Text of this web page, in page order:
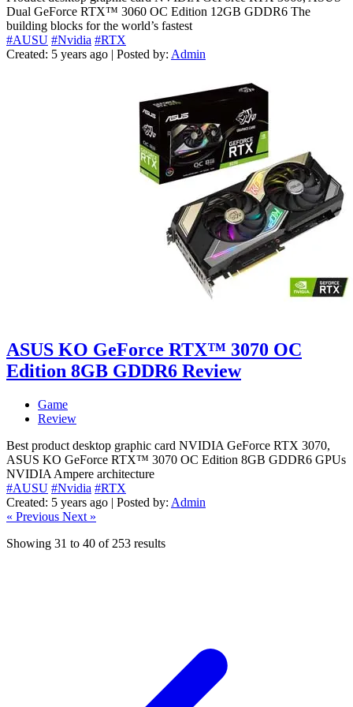
Dual GeForce RTX™ 3060 OC Edition 12GB GDDR6 The
building blocks for the world’s fastest
#AUSU #Nvidia #RTX
Created: 5 years ago | Posted by: Admin
ASUS KO GeForce RTX™ 3070 OC
Edition 8GB GDDR6 Review
Game
Review
Best product desktop graphic card NVIDIA GeForce RTX 3070,
ASUS KO GeForce RTX™ 3070 OC Edition 8GB GDDR6 GPUs
NVIDIA Ampere architecture
#AUSU #Nvidia #RTX
Created: 5 years ago | Posted by: Admin
« Previous Next »
Showing 31 to 40 of 253 results